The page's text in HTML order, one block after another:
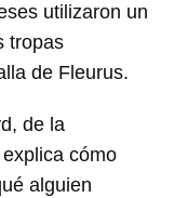
utilizaron un
tropas
de Fleurus.
de la
cómo
alguien